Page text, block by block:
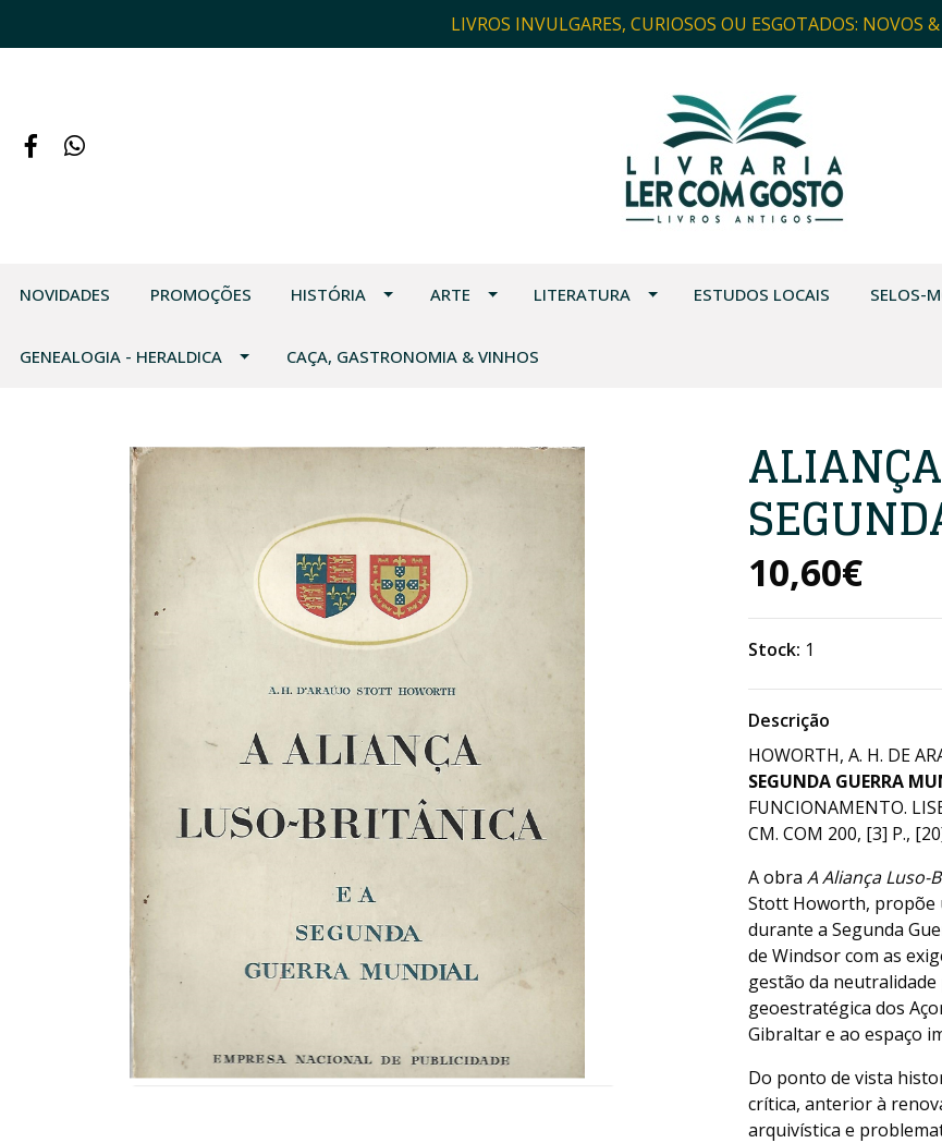
LIVROS INVULGARES, CURIOSOS OU ESGOTADOS: NOVOS
NOVIDADES PROMOÇÕES HISTÓRIA ARTE LITERATURA ESTUDOS LOCAIS SELOS-
GENEALOGIA - HERALDICA CAÇA, GASTRONOMIA & VINHOS
10,60€
Stock: 1
Descrição
HOWORTH, A. H. DE
SEGUNDA GUERRA
FUNCIONAMENTO.
CM. COM 200, [3] P.,
A obra A Aliança Luso-
Stott Howorth, propõe
durante a Segunda
de Windsor com as
gestão da
geoestratégica dos
Gibraltar e ao espaço
Do ponto de vista
crítica, anterior à
arquivística e